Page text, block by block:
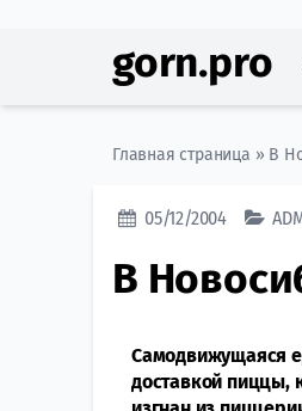
gorn.pro
Главная страница » В
05/12/2004
В
Самодвижущаяся
доставкой пиццы,